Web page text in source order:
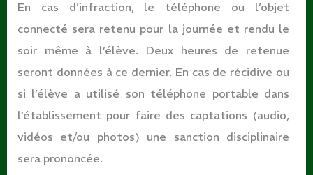
En cas d’infraction, le téléphone ou l’objet
connecté sera retenu pour la journée et rendu le
soir même à l’élève. Deux heures de retenue
seront données à ce dernier. En cas de récidive ou
si l’élève a utilisé son téléphone portable dans
l’établissement pour faire des captations (audio,
vidéos et/ou photos) une sanction disciplinaire
sera prononcée.